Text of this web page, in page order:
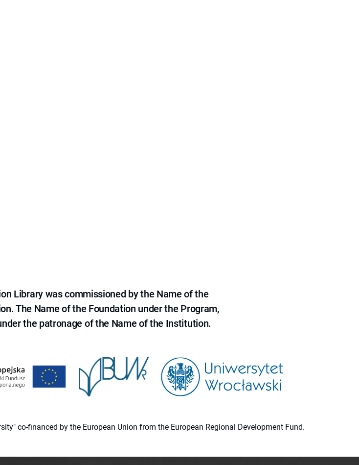
Library was commissioned by the Name of the
The Name of the Foundation under the Program,
the patronage of the Name of the Institution.
co-financed by the European Union from the European Regional Development Fund.